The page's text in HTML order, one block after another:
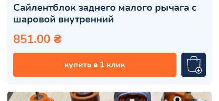
Сайлентблок заднего малого рычага с
шаровой внутренний
851.00 ₴
купить в 1 клик